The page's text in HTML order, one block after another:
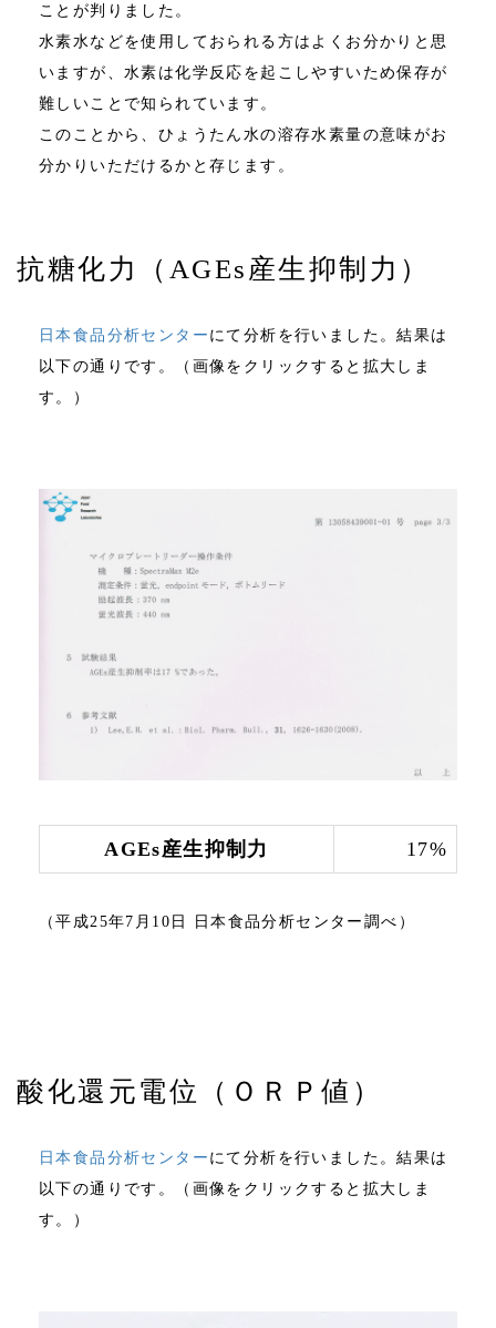
ことが判りました。
水素水などを使用しておられる方はよくお分かりと思
いますが、水素は化学反応を起こしやすいため保存が
難しいことで知られています。
このことから、ひょうたん水の溶存水素量の意味がお
分かりいただけるかと存じます。
抗糖化力（AGEs産生抑制力）
日本食品分析センター にて分析を行いました。結果は
以下の通りです。（画像をクリックすると拡大しま
す。）
AGEs産生抑制力 17%
（平成25年7月10日 日本食品分析センター調べ）
酸化還元電位（ＯＲＰ値）
日本食品分析センター にて分析を行いました。結果は
以下の通りです。（画像をクリックすると拡大しま
す。）